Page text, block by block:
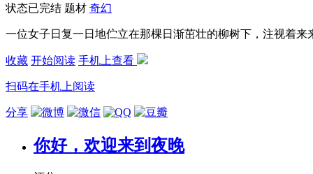
状态已完结 题材 奇幻
一位女子日复一日地伫立在那棵日渐茁壮的柳树下，注视着
收藏 开始阅读 手机上查看
扫码在手机上阅读
分享
你好，欢迎来到夜晚